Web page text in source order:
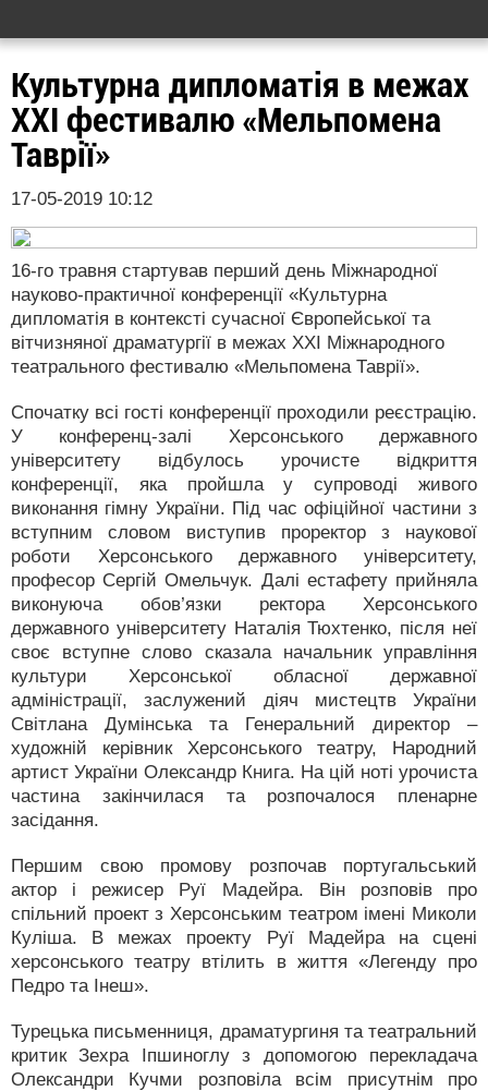
Культурна дипломатія в межах
ХХІ фестивалю «Мельпомена
Таврії»
17-05-2019 10:12
16-го травня стартував перший день Міжнародної
науково-практичної конференції «Культурна
дипломатія в контексті сучасної Європейської та
вітчизняної драматургії в межах ХХІ Міжнародного
театрального фестивалю «Мельпомена Таврії».
Спочатку всі гості конференції проходили реєстрацію.
У конференц-залі Херсонського державного
університету відбулось урочисте відкриття
конференції, яка пройшла у супроводі живого
виконання гімну України. Під час офіційної частини з
вступним словом виступив проректор з наукової
роботи Херсонського державного університету,
професор Сергій Омельчук. Далі естафету прийняла
виконуюча обов’язки ректора Херсонського
державного університету Наталія Тюхтенко, після неї
своє вступне слово сказала начальник управління
культури Херсонської обласної державної
адміністрації, заслужений діяч мистецтв України
Світлана Думінська та Генеральний директор –
художній керівник Херсонського театру, Народний
артист України Олександр Книга. На цій ноті урочиста
частина закінчилася та розпочалося пленарне
засідання.
Першим свою промову розпочав португальський
актор і режисер Руї Мадейра. Він розповів про
спільний проект з Херсонським театром імені Миколи
Куліша. В межах проекту Руї Мадейра на сцені
херсонського театру втілить в життя «Легенду про
Педро та Інеш».
Турецька письменниця, драматургиня та театральний
критик Зехра Іпшиноглу з допомогою перекладача
Олександри Кучми розповіла всім присутнім про